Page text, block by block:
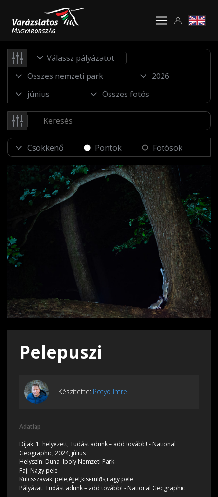
Válassz pályázatot
Pontok Fotósok
Pelepuszi
Készítette: Potyó Imre
Adatlap
Díjak: 1. helyezett, Tudást adunk – add tovább! - National
Geographic, 2024, július
Helyszín: Duna–Ipoly Nemzeti Park
Faj: Nagy pele
Kulcsszavak: pele,éjjel,kisemlős,nagy pele
Pályázat: Tudást adunk – add tovább! - National Geographic